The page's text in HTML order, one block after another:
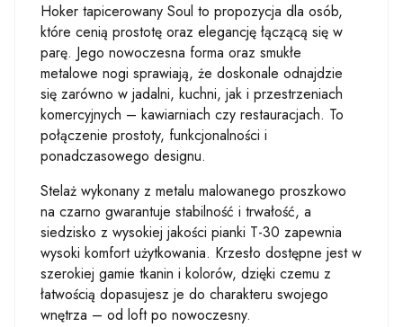
Hoker tapicerowany Soul to propozycja dla osób,
które cenią prostotę oraz elegancję łączącą się w
parę. Jego nowoczesna forma oraz smukłe
metalowe nogi sprawiają, że doskonale odnajdzie
się zarówno w jadalni, kuchni, jak i przestrzeniach
komercyjnych – kawiarniach czy restauracjach. To
połączenie prostoty, funkcjonalności i
ponadczasowego designu.
Stelaż wykonany z metalu malowanego proszkowo
na czarno gwarantuje stabilność i trwałość, a
siedzisko z wysokiej jakości pianki T-30 zapewnia
wysoki komfort użytkowania. Krzesło dostępne jest w
szerokiej gamie tkanin i kolorów, dzięki czemu z
łatwością dopasujesz je do charakteru swojego
wnętrza – od loft po nowoczesny.